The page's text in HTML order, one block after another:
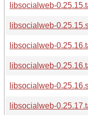
libsocialweb-
libsocialweb-
libsocialweb-
libsocialweb-
libsocialweb-
libsocialweb-